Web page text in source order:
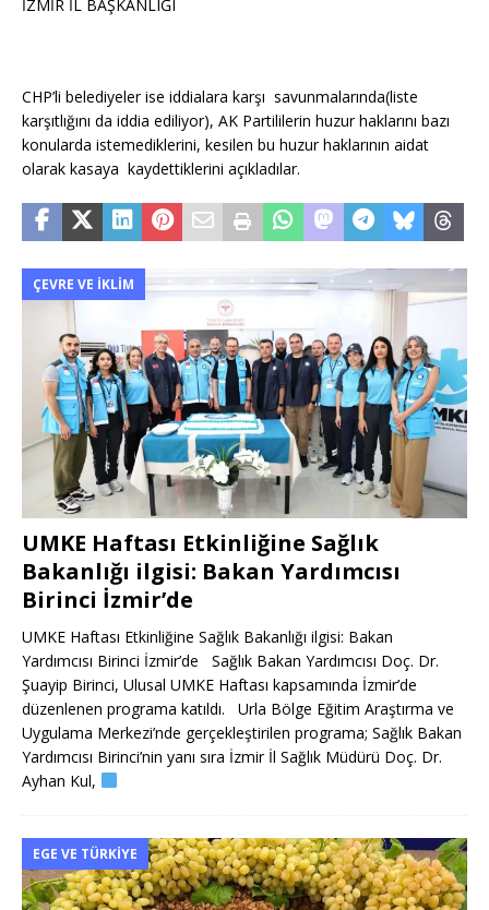
İZMİR İL BAŞKANLIĞI
CHP’li belediyeler ise iddialara karşı savunmalarında(liste
karşıtlığını da iddia ediliyor), AK Partililerin huzur haklarını bazı
konularda istemediklerini, kesilen bu huzur haklarının aidat
olarak kasaya kaydettiklerini açıkladılar.
ÇEVRE VE İKLIM
UMKE Haftası Etkinliğine Sağlık
Bakanlığı ilgisi: Bakan Yardımcısı
Birinci İzmir’de
UMKE Haftası Etkinliğine Sağlık Bakanlığı ilgisi: Bakan
Yardımcısı Birinci İzmir’de Sağlık Bakan Yardımcısı Doç. Dr.
Şuayip Birinci, Ulusal UMKE Haftası kapsamında İzmir’de
düzenlenen programa katıldı. Urla Bölge Eğitim Araştırma ve
Uygulama Merkezi’nde gerçekleştirilen programa; Sağlık Bakan
Yardımcısı Birinci’nin yanı sıra İzmir İl Sağlık Müdürü Doç. Dr.
Ayhan Kul,
EGE VE TÜRKIYE